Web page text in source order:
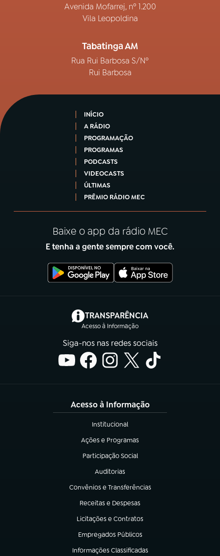
Avenida Mofarrej, nº 1.200
Vila Leopoldina
Tabatinga AM
Rua Rui Barbosa S/Nº
Rui Barbosa
INÍCIO
A RÁDIO
PROGRAMAÇÃO
PROGRAMAS
PODCASTS
VIDEOCASTS
ÚLTIMAS
PRÊMIO RÁDIO MEC
Baixe o app da rádio MEC
E tenha a gente sempre com você.
TRANSPARÊNCIA
Acesso à Informação
(abre em nova aba)
Siga-nos nas redes sociais
Acesso à Informação
Institucional
(abre em nova aba)
Ações e Programas
(abre em nova aba)
Participação Social
(abre em nova aba)
Auditorias
(abre em nova aba)
Convênios e Transferências
(abre em nova aba)
Receitas e Despesas
(abre em nova aba)
Licitações e Contratos
(abre em nova aba)
Empregados Públicos
(abre em nova aba)
Informações Classificadas
(abre em nova aba)